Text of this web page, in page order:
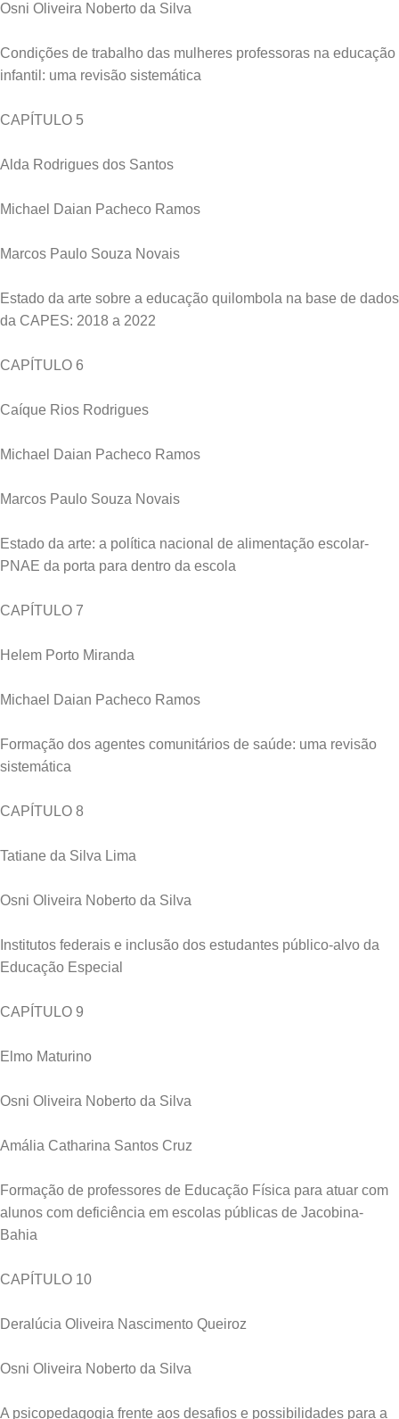
Osni Oliveira Noberto da Silva
Condições de trabalho das mulheres professoras na educação
infantil: uma revisão sistemática
CAPÍTULO 5
Alda Rodrigues dos Santos
Michael Daian Pacheco Ramos
Marcos Paulo Souza Novais
Estado da arte sobre a educação quilombola na base de dados
da CAPES: 2018 a 2022
CAPÍTULO 6
Caíque Rios Rodrigues
Michael Daian Pacheco Ramos
Marcos Paulo Souza Novais
Estado da arte: a política nacional de alimentação escolar-
PNAE da porta para dentro da escola
CAPÍTULO 7
Helem Porto Miranda
Michael Daian Pacheco Ramos
Formação dos agentes comunitários de saúde: uma revisão
sistemática
CAPÍTULO 8
Tatiane da Silva Lima
Osni Oliveira Noberto da Silva
Institutos federais e inclusão dos estudantes público-alvo da
Educação Especial
CAPÍTULO 9
Elmo Maturino
Osni Oliveira Noberto da Silva
Amália Catharina Santos Cruz
Formação de professores de Educação Física para atuar com
alunos com deficiência em escolas públicas de Jacobina-
Bahia
CAPÍTULO 10
Deralúcia Oliveira Nascimento Queiroz
Osni Oliveira Noberto da Silva
A psicopedagogia frente aos desafios e possibilidades para a